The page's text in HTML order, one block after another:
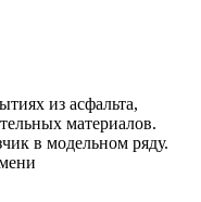
из асфальта,
материалов.
в модельном ряду.